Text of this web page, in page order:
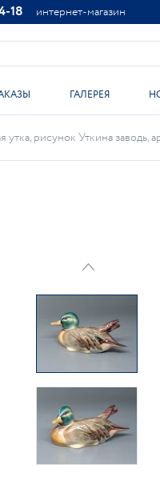
18 интернет-магазин
ГАЛЕРЕЯ
утка, рисунок Уткина заводь,